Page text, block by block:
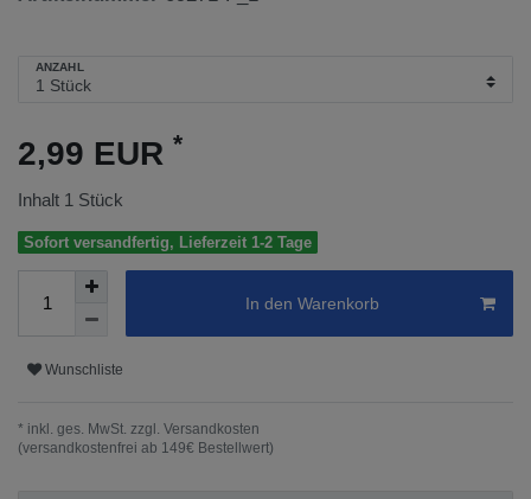
ANZAHL
2,99 EUR *
Inhalt 1 Stück
Sofort versandfertig, Lieferzeit 1-2 Tage
In den Warenkorb
Wunschliste
* inkl. ges. MwSt. zzgl. Versandkosten
(versandkostenfrei ab 149€ Bestellwert)